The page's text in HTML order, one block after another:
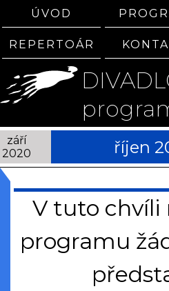
ÚVOD
REPERTOÁR
září
2020
říjen
V tuto chvíli
programu